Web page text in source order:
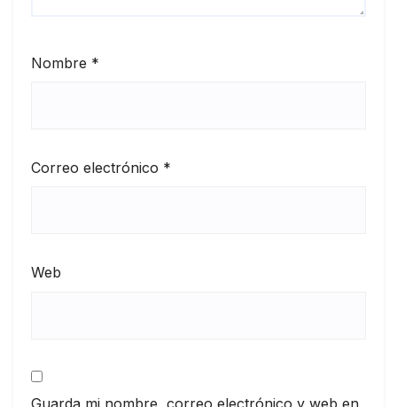
Nombre *
Correo electrónico *
Web